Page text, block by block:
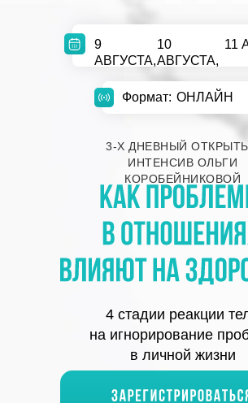
9
АВГУСТА,
10
АВГУСТА,
11
Формат: ОНЛАЙН
3-Х ДНЕВНЫЙ
ИНТЕНСИВ ОЛЬГИ
КОРОБЕЙНИКОВОЙ
4 стадии реакции
на игнорирование
в личной жизни